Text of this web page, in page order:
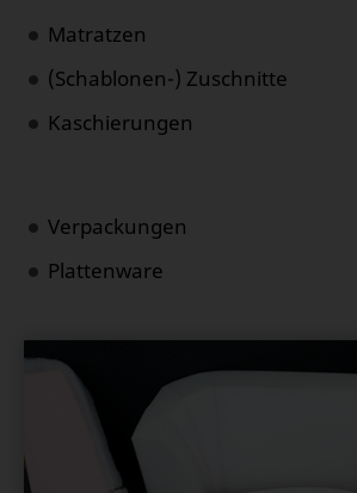
Matratzen
(Schablonen-) Zuschnitte
Kaschierungen
Verpackungen
Plattenware